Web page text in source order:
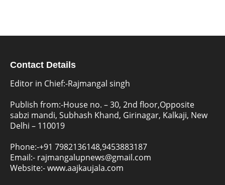
Contact Details
Editor in Chief:-Rajmangal singh
Publish from:-House no. – 30, 2nd floor,Opposite
sabzi mandi, Subhash Khand, Girinagar, Kalkaji, New
Delhi – 110019
Phone:-+91 7982136148,9453883187
Email:- rajmangalupnews@gmail.com
Website:-www.aajkaujala.com